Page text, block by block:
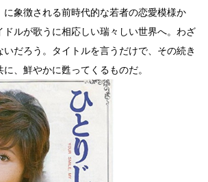
に象徴される前時代的な若者の恋愛模様か
ドルが歌うに相応しい瑞々しい世界へ。わざ
いだろう。タイトルを言うだけで、その続き
、鮮やかに甦ってくるものだ。